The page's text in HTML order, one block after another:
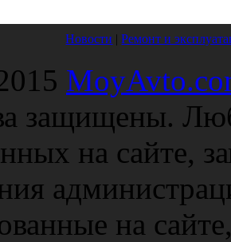
Новости |Ремонт и
защищены.
на сайте,
на